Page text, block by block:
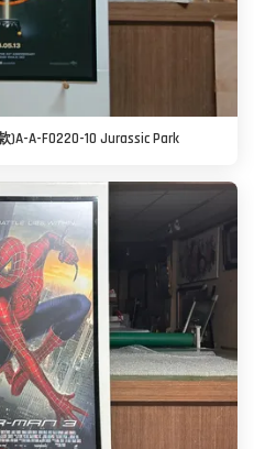
)A-A-F0220-10 Jurassic Park